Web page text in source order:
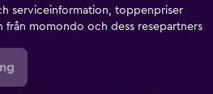
serviceinformation, toppenpriser
från momondo och dess resepartners